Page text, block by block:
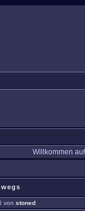
Willkommen
von stoned